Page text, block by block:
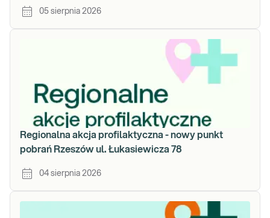
05 sierpnia 2026
Regionalna akcja profilaktyczna - nowy punkt
pobrań Rzeszów ul. Łukasiewicza 78
04 sierpnia 2026